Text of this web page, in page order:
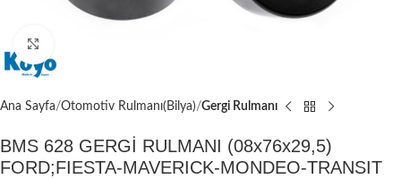
Ana Sayfa Otomotiv Rulmanı(Bilya) Gergi Rulmanı
BMS 628 GERGİ RULMANI (08x76x29,5)
FORD;FIESTA-MAVERICK-MONDEO-TRANSIT